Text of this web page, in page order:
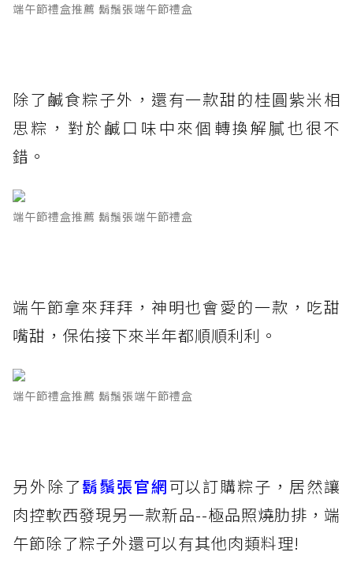
端午節禮盒推薦 鬍鬚張端午節禮盒
除了鹹食粽子外，還有一款甜的桂圓紫米相
思粽，對於鹹口味中來個轉換解膩也很不
錯。
端午節禮盒推薦 鬍鬚張端午節禮盒
端午節拿來拜拜，神明也會愛的一款，吃甜
嘴甜，保佑接下來半年都順順利利。
端午節禮盒推薦 鬍鬚張端午節禮盒
另外除了鬍鬚張官網可以訂購粽子，居然讓
肉控軟西發現另一款新品--極品照燒肋排，端
午節除了粽子外還可以有其他肉類料理!